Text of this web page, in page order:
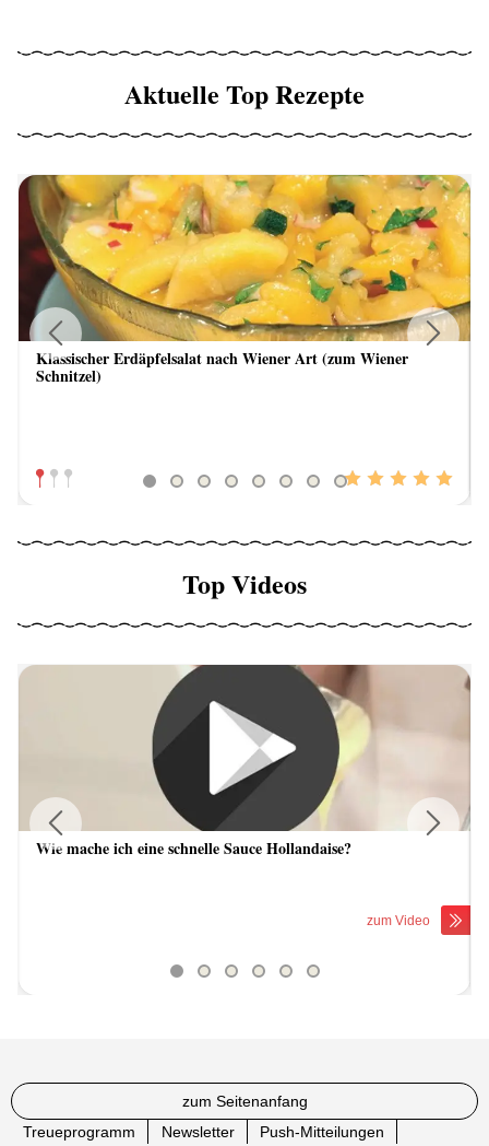
Aktuelle Top Rezepte
Klassischer Erdäpfelsalat nach Wiener Art (zum Wiener
Schnitzel)
Previous
Top Videos
Wie mache ich eine schnelle Sauce Hollandaise?
zum Video
Previous
zum Seitenanfang
Treueprogramm
Newsletter Push-Mitteilungen